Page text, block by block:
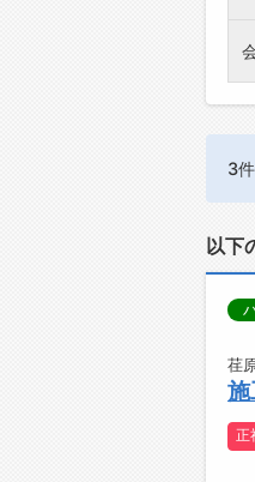
3件
以下
荏
正